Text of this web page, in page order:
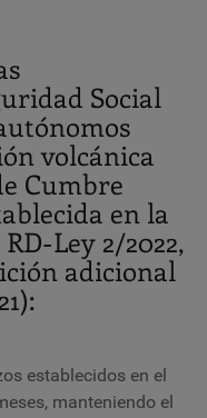
Social
volcánica
Cumbre
en la
Ley 2/2022,
adicional
establecidos en el
manteniendo el